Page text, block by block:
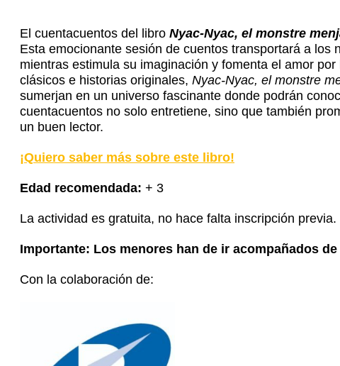
El cuentacuentos del libro Nyac-Nyac, el monstre
Esta emocionante sesión de cuentos transportará a
mientras estimula su imaginación y fomenta el amor
clásicos e historias originales, Nyac-Nyac, el monstre
sumerjan en un universo fascinante donde podrán
cuentacuentos no solo entretiene, sino que también
un buen lector.
¡Quiero saber más sobre este libro!
Edad recomendada: + 3
La actividad es gratuita, no hace falta inscripción previa.
Importante: Los menores han de ir acompañados
Con la colaboración de: